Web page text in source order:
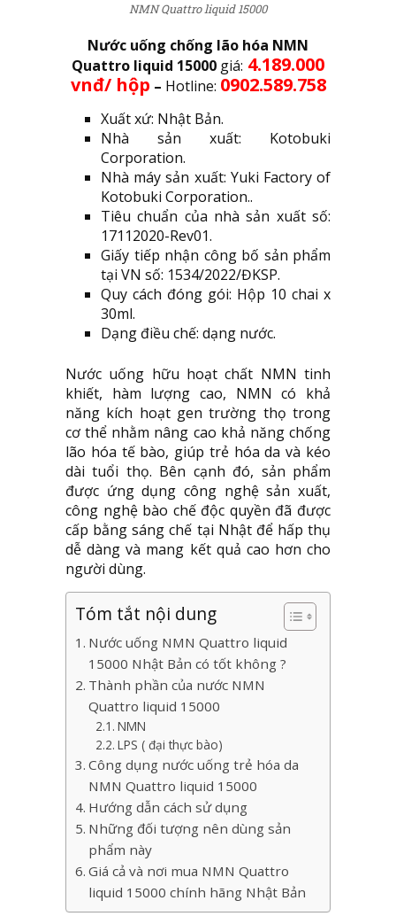
NMN Quattro liquid 15000
Nước uống chống lão hóa NMN
Quattro liquid 15000 giá: 4.189.000
vnđ/ hộp – Hotline: 0902.589.758
Xuất xứ: Nhật Bản.
Nhà sản xuất: Kotobuki
Corporation.
Nhà máy sản xuất: Yuki Factory of
Kotobuki Corporation..
Tiêu chuẩn của nhà sản xuất số:
17112020-Rev01.
Giấy tiếp nhận công bố sản phẩm
tại VN số: 1534/2022/ĐKSP.
Quy cách đóng gói: Hộp 10 chai x
30ml.
Dạng điều chế: dạng nước.
Nước uống hữu hoạt chất NMN tinh
khiết, hàm lượng cao, NMN có khả
năng kích hoạt gen trường thọ trong
cơ thể nhằm nâng cao khả năng chống
lão hóa tế bào, giúp trẻ hóa da và kéo
dài tuổi thọ. Bên cạnh đó, sản phẩm
được ứng dụng công nghệ sản xuất,
công nghệ bào chế độc quyền đã được
cấp bằng sáng chế tại Nhật để hấp thụ
dễ dàng và mang kết quả cao hơn cho
người dùng.
Tóm tắt nội dung
Nước uống NMN Quattro liquid
15000 Nhật Bản có tốt không ?
Thành phần của nước NMN
Quattro liquid 15000
NMN
LPS ( đại thực bào)
Công dụng nước uống trẻ hóa da
NMN Quattro liquid 15000
Hướng dẫn cách sử dụng
Những đối tượng nên dùng sản
phẩm này
Giá cả và nơi mua NMN Quattro
liquid 15000 chính hãng Nhật Bản